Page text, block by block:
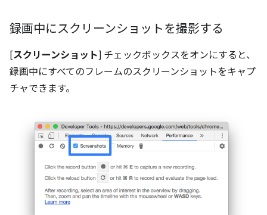
録画中にスクリーンショットを撮影する
[スクリーンショット] チェックボックスをオンにすると、
録画中にすべてのフレームのスクリーンショットをキャプ
チャできます。